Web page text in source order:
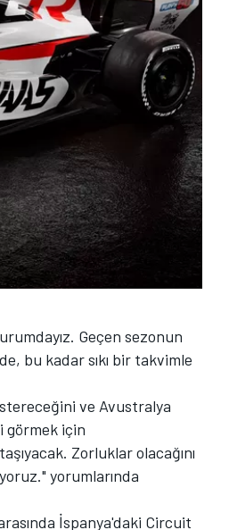
Geçen sezonun
bu kadar sıkı bir takvimle
ve Avustralya
görmek için
Zorluklar olacağını
yorumlarında
İspanya'daki Circuit